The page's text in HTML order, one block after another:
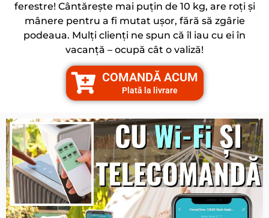
ferestre! Cântărește mai puțin de 10 kg, are roți și
mânere pentru a fi mutat ușor, fără să zgârie
podeaua. Mulți clienți ne spun că îl iau cu ei în
vacanță – ocupă cât o valiză!
COMANDĂ ACUM
Plată la livrare